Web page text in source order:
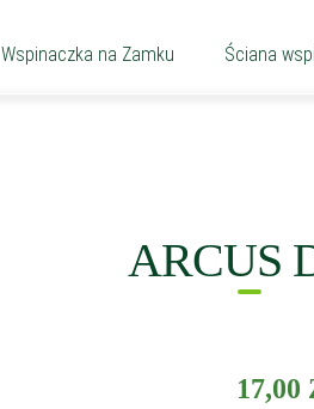
Wspinaczka na Zamku Ściana
ARCUS
17,00